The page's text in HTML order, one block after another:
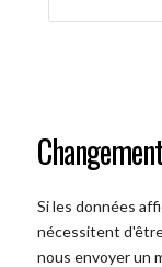
Si les données
nécessitent
nous envoyer un